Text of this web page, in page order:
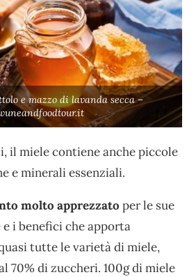
e mazzo di lavanda secca –
il miele contiene anche piccole
e minerali essenziali.
molto apprezzato per le sue
i benefici che apporta
tutte le varietà di miele,
70% di zuccheri. 100g di miele